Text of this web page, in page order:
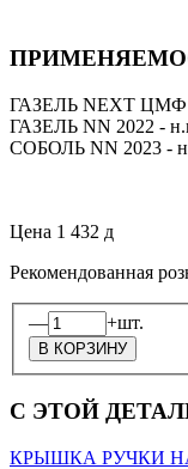
ГАЗЕЛЬ NEXT ЦМФ
ГАЗЕЛЬ NN 2022 -
СОБОЛЬ NN 2023 -
Цена 1 432 д
Рекомендованная
— +шт.
С ЭТОЙ
КРЫШКА РУЧКИ